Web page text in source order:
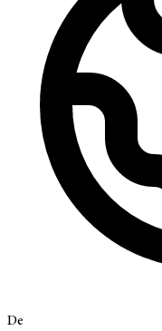
De